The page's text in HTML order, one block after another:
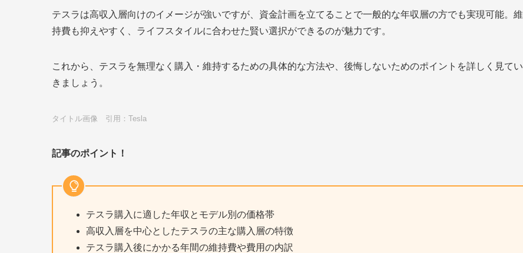
テスラは高収入層向けのイメージが強いですが、資金計画を立てることで一般的な年収層の方でも実現可能。維
持費も抑えやすく、ライフスタイルに合わせた賢い選択ができるのが魅力です。
これから、テスラを無理なく購入・維持するための具体的な方法や、後悔しないためのポイントを詳しく見てい
きましょう。
タイトル画像 引用：Tesla
記事のポイント！
テスラ購入に適した年収とモデル別の価格帯
高収入層を中心としたテスラの主な購入層の特徴
テスラ購入後にかかる年間の維持費や費用の内訳